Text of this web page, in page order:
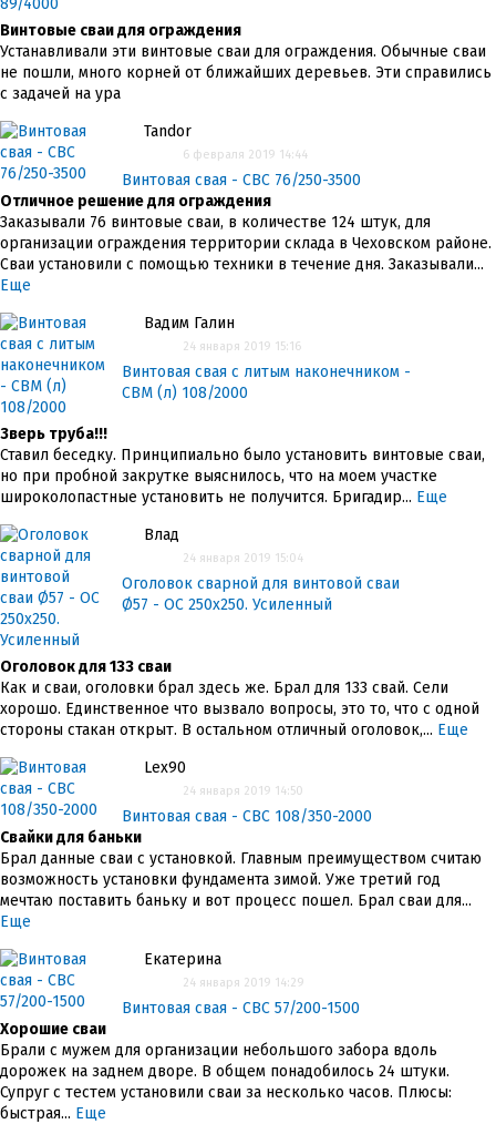
Винтовые сваи для ограждения
Устанавливали эти винтовые сваи для ограждения. Обычные сваи
не пошли, много корней от ближайших деревьев. Эти справились
с задачей на ура
Tandor
6 февраля 2019 14:44
Винтовая свая - СВС 76/250-3500
Отличное решение для ограждения
Заказывали 76 винтовые сваи, в количестве 124 штук, для
организации ограждения территории склада в Чеховском районе.
Сваи установили с помощью техники в течение дня. Заказывали...
Еще
Вадим Галин
24 января 2019 15:16
Винтовая свая с литым наконечником -
СВМ (л) 108/2000
Зверь труба!!!
Ставил беседку. Принципиально было установить винтовые сваи,
но при пробной закрутке выяснилось, что на моем участке
широколопастные установить не получится. Бригадир... Еще
Влад
24 января 2019 15:04
Оголовок сварной для винтовой сваи
Ø57 - ОС 250x250. Усиленный
Оголовок для 133 сваи
Как и сваи, оголовки брал здесь же. Брал для 133 свай. Сели
хорошо. Единственное что вызвало вопросы, это то, что с одной
стороны стакан открыт. В остальном отличный оголовок,... Еще
Lex90
24 января 2019 14:50
Винтовая свая - СВС 108/350-2000
Свайки для баньки
Брал данные сваи с установкой. Главным преимуществом считаю
возможность установки фундамента зимой. Уже третий год
мечтаю поставить баньку и вот процесс пошел. Брал сваи для...
Еще
Екатерина
24 января 2019 14:29
Винтовая свая - СВС 57/200-1500
Хорошие сваи
Брали с мужем для организации небольшого забора вдоль
дорожек на заднем дворе. В общем понадобилось 24 штуки.
Супруг с тестем установили сваи за несколько часов. Плюсы:
быстрая... Еще